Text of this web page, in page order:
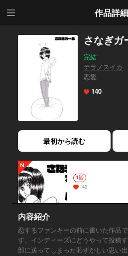
作品詳細
さなぎガ
完結
テラノスイカ
恋愛
140
最初から読む
1話
140
内容紹介
恋するファンキーの前に書いた作品
す。インディーズにどうやって投稿
部に送ってしまった恥ずかしい思い